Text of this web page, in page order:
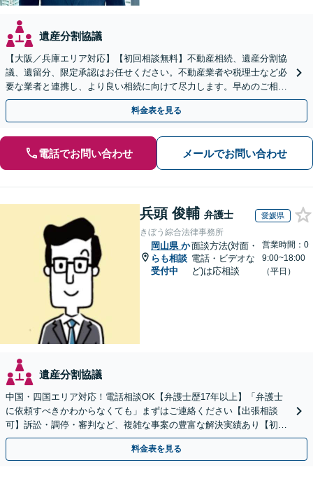
遺産分割協議
【大阪／兵庫エリア対応】【初回相談無料】不動産相続、遺産分割協
議、遺留分、限定承認はお任せください。不動産業者や税理士など必
要な業者と連携し、より良い相続に向けて尽力します。早めのご相談
が複雑化を防ぐカギとなります【休日相談可】
料金表を見る
電話でお問い合わせ メールでお問い合わせ
兵頭 俊輔 弁護士 愛媛県
きぼう綜合法律事務所
岡山県 か
らも相談
受付中
面談方法(対面・
電話・ビデオな
ど)は応相談
営業時間：0
9:00~18:00
（平日）
遺産分割協議
中国・四国エリア対応！電話相談OK【弁護士歴17年以上】「弁護士
に依頼すべきかわからなくても」まずはご連絡ください【出張相談
可】訴訟・調停・審判など、複雑な事案の豊富な解決実績あり【初回
相談無料】初回面談のみで解決できるケースもあります
料金表を見る